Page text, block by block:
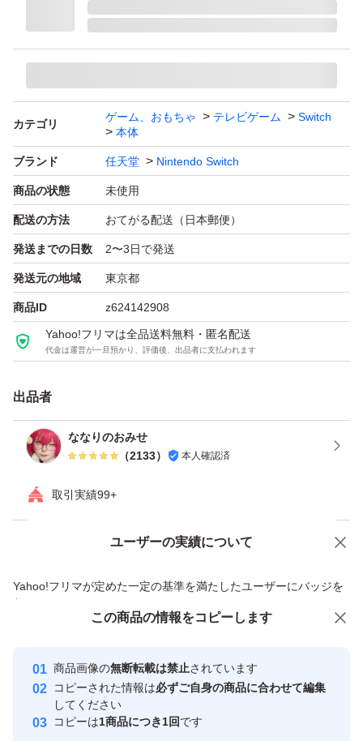
カテゴリ
ゲーム、おもちゃ テレビゲーム
Switch
本体
ブランド 任天堂 Nintendo Switch
商品の状態 未使用
配送の方法 おてがる配送（日本郵便）
発送までの日数 2〜3日で発送
発送元の地域 東京都
商品ID z624142908
Yahoo!フリマは全品送料無料・匿名配送
代金は運営が一旦預かり、評価後、出品者に支払われます
出品者
ななりのおみせ
（2133） 本人確認済
取引実績99+
ユーザーの実績について
Yahoo!フリマが定めた一定の基準を満たしたユーザーにバッジを
付与しています
安心取引出品者
心・安全なユーザーです
取引実績
価格の相談 商品への質問
この商品の情報をコピーします
商品画像の無断転載は禁止されています
コピーされた情報は必ずご自身の商品に合わせて編集
してください
コピーは1商品につき1回です
この商品をみている人にオススメ